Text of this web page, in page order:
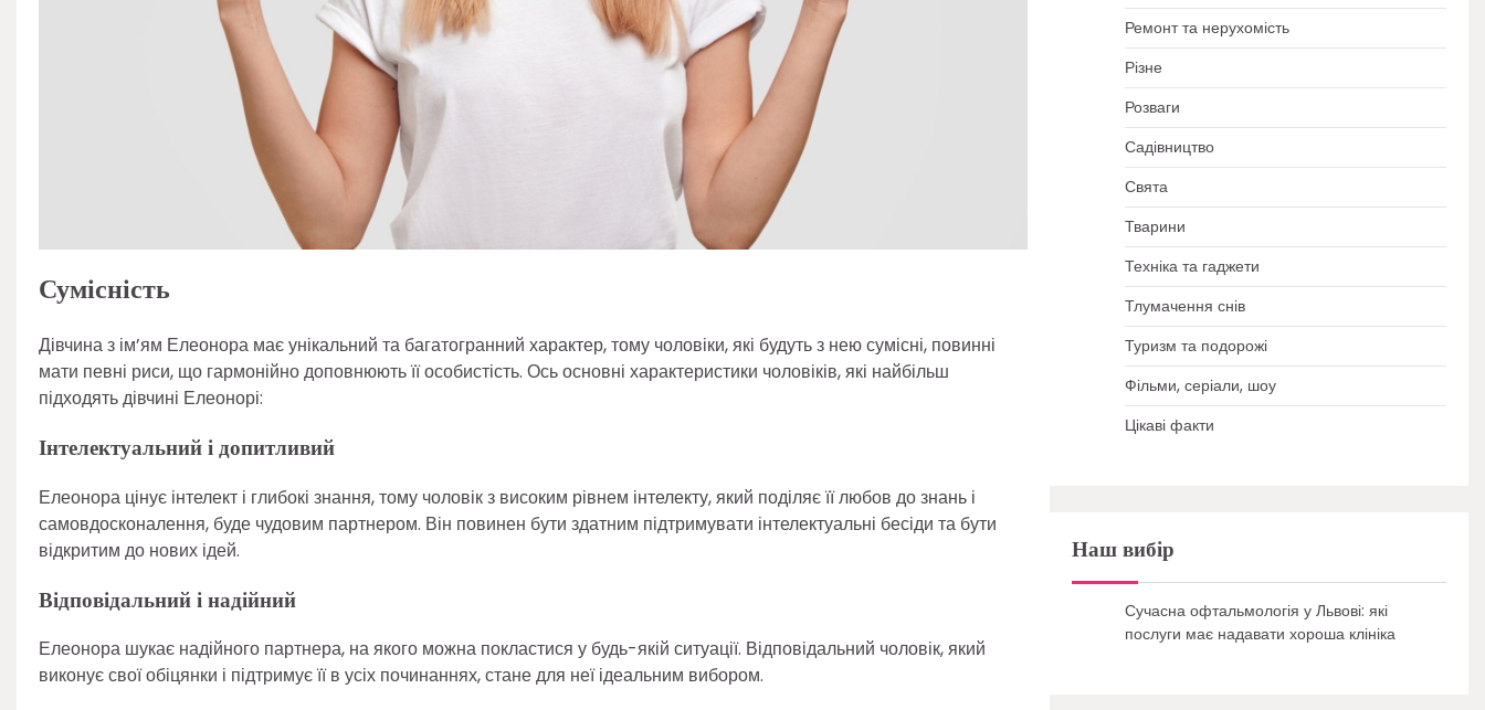
Сумісність
Дівчина з ім’ям Елеонора має унікальний та багатогранний характер, тому чоловіки, які будуть з нею сумісні, повинні
мати певні риси, що гармонійно доповнюють її особистість. Ось основні характеристики чоловіків, які найбільш
підходять дівчині Елеонорі:
Інтелектуальний і допитливий
Елеонора цінує інтелект і глибокі знання, тому чоловік з високим рівнем інтелекту, який поділяє її любов до знань і
самовдосконалення, буде чудовим партнером. Він повинен бути здатним підтримувати інтелектуальні бесіди та бути
відкритим до нових ідей.
Відповідальний і надійний
Елеонора шукає надійного партнера, на якого можна покластися у будь-якій ситуації. Відповідальний чоловік, який
виконує свої обіцянки і підтримує її в усіх починаннях, стане для неї ідеальним вибором.
Ремонт та нерухомість
Різне
Розваги
Садівництво
Свята
Тварини
Техніка та гаджети
Тлумачення снів
Туризм та подорожі
Фільми, серіали, шоу
Цікаві факти
Наш вибір
Сучасна офтальмологія у Львові: які
послуги має надавати хороша клініка